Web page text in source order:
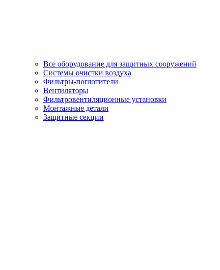
Все оборудование для защитных сооружений
Системы очистки воздуха
Фильтры-поглотители
Вентиляторы
Фильтровентиляционные установки
Монтажные детали
Защитные секции